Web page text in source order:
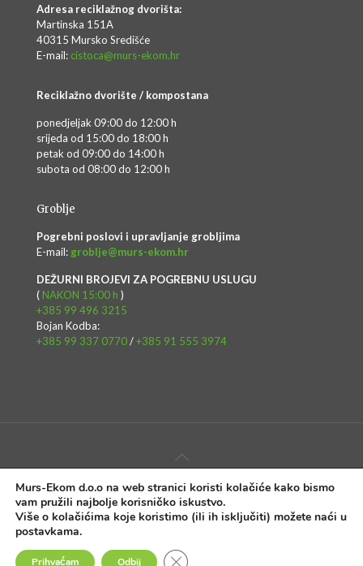
Adresa reciklažnog dvorišta:
Martinska 151A
40315 Mursko Središće
E-mail: cistoca@murs-ekom.hr
Reciklažno dvorište / kompostana
ponedjeljak 09:00 do 12:00 h
srijeda od 15:00 do 18:00 h
petak od 09:00 do 14:00 h
subota od 08:00 do 12:00 h
Groblje
Pogrebni poslovi i upravljanje grobljima
E-mail: groblje@murs-ekom.hr
DEŽURNI BROJEVI ZA POGREBNU USLUGU
( NAKON 15:00 h )
+385 99 496 3215
Bojan Kodba:
+385 99 337 0770/+385 91 555 3974
Copyright © Murs-Ekom d.o.o. - Web rješenje:InTeh
Impressum
Uvjeti korištenja
Politika privatnosti
Javna nabava
Murs-Ekom d.o.o na web stranici koristi kolačiće kako bismo
vam pružili najbolje korisničko iskustvo.
Više o kolačićima koje koristimo (ili ih isključiti) možete naći u
postavkama.
Prihvaćam Odbij Close GDPR Cookie Banner